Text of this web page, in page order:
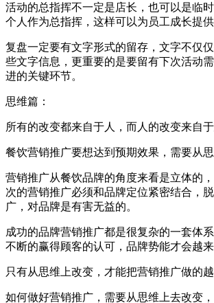
活动的总指挥不一定是店长，也可以是临
个人作为总指挥，这样可以为员工成长提供
复盘一定要有文字形式的留存，文字不仅
些文字信息，更重要的是要留有下次活动
进的关键环节。
思维篇：
所有的改变都来自于人，而人的改变来自于
餐饮营销推广要想达到预期效果，需要从思
营销推广从餐饮品牌的角度来看是立体的
次的营销推广必须和品牌定位紧密结合，
广，对品牌是有害无益的。
成功的品牌营销推广都是很复杂的一套体
不断的赢得顾客的认可，品牌势能才会越来
只有从思维上改变，才能把营销推广做的
如何做好营销推广，需要从思维上去改变，